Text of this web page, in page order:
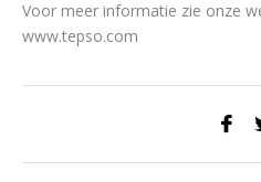
Voor meer informatie zie onze
www.tepso.com